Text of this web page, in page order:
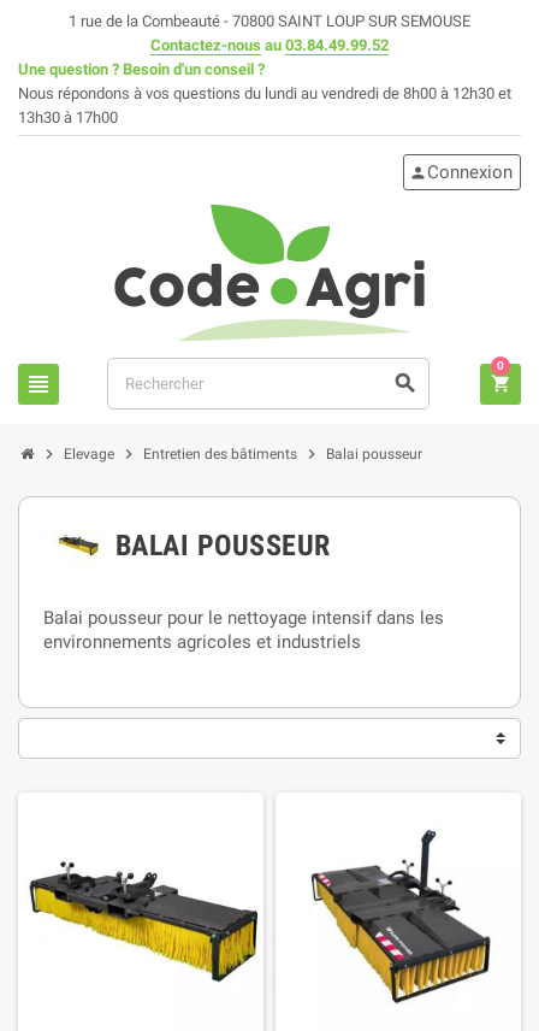
1 rue de la Combeauté - 70800 SAINT LOUP SUR SEMOUSE
Contactez-nous au 03.84.49.99.52
Une question ? Besoin d'un conseil ?
Nous répondons à vos questions du lundi au vendredi de 8h00 à 12h30 et
13h30 à 17h00
view_headline search
person Connexion
shopping_cart
0
chevron_right Elevage chevron_right Entretien des bâtiments chevron_right Balai pousseur
BALAI POUSSEUR
Balai pousseur pour le nettoyage intensif dans les
environnements agricoles et industriels